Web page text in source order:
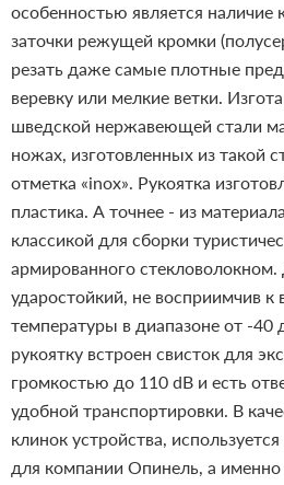
особенностью является наличие
заточки режущей кромки
резать даже самые плотные
веревку или мелкие ветки.
шведской нержавеющей стали
ножах, изготовленных из такой
отметка «inox». Рукоятка
пластика. А точнее - из
классикой для сборки
армированного
ударостойкий, не восприимчив
температуры в диапазоне от -40
рукоятку встроен свисток для
громкостью до 110 dB и есть
удобной транспортировки. В
клинок устройства,
для компании Опинель, а именно